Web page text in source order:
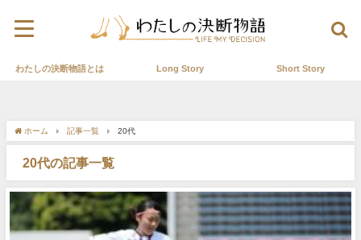
わたしの決断物語とは Long Story Short Story
ホーム 記事一覧 20代
20代の記事一覧